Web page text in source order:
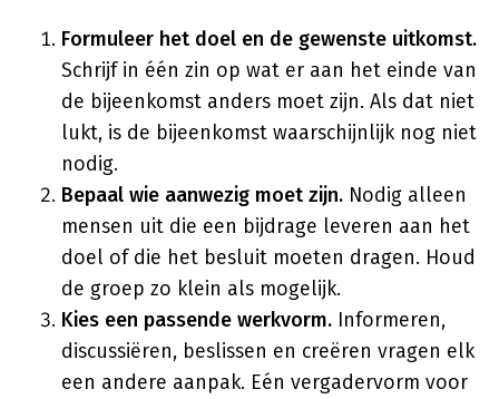
Formuleer het doel en de gewenste uitkomst.
Schrijf in één zin op wat er aan het einde van
de bijeenkomst anders moet zijn. Als dat niet
lukt, is de bijeenkomst waarschijnlijk nog niet
nodig.
Bepaal wie aanwezig moet zijn. Nodig alleen
mensen uit die een bijdrage leveren aan het
doel of die het besluit moeten dragen. Houd
de groep zo klein als mogelijk.
Kies een passende werkvorm. Informeren,
discussiëren, beslissen en creëren vragen elk
een andere aanpak. Eén vergadervorm voor